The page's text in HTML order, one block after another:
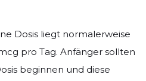
Dosis liegt normalerweise
pro Tag. Anfänger sollten
beginnen und diese